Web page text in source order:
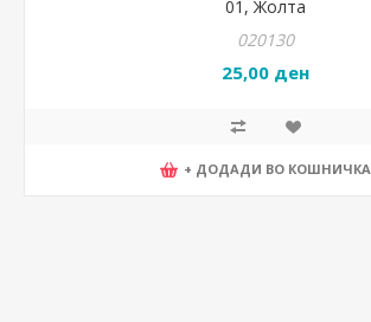
01, Жолта
020130
25,00 ден
+ ДОДАДИ ВО КОШНИЧКА